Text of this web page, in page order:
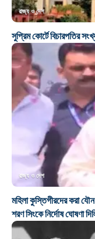
রাজ্য ও দেশ
সুপ্রিম কোর্টে বিচারপতির
রাজ্য ও দেশ
মহিলা কুস্তিগীরদের করা
শরণ সিংকে নির্দোষ ঘোষণা